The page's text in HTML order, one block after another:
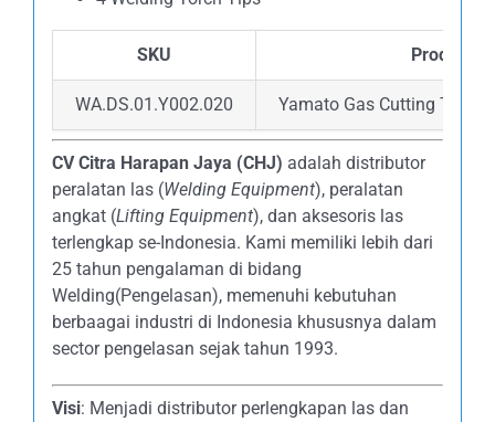
SKU Product
WA.DS.01.Y002.020 Yamato Gas Cutting Torch
CV Citra Harapan Jaya (CHJ) adalah distributor
peralatan las (Welding Equipment), peralatan
angkat (Lifting Equipment), dan aksesoris las
terlengkap se-Indonesia. Kami memiliki lebih dari
25 tahun pengalaman di bidang
Welding(Pengelasan), memenuhi kebutuhan
berbaagai industri di Indonesia khususnya dalam
sector pengelasan sejak tahun 1993.
Visi: Menjadi distributor perlengkapan las dan